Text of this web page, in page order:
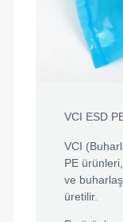
VCI ESD
VCI
PE
ve
üretilir.